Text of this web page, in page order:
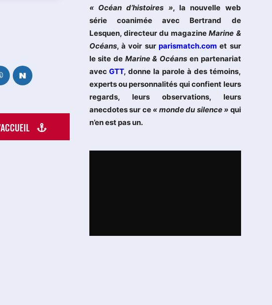
« Océan d’histoires », la nouvelle web
série coanimée avec Bertrand de
Lesquen, directeur du magazineMarine &
Océans, à voir sur parismatch.com et sur
le site de Marine & Océans en partenariat
avecGTT, donne la parole à des témoins,
experts ou personnalités qui confient leurs
regards, leurs observations, leurs
anecdotes sur ce « monde du silence » qui
n’en est pas un.